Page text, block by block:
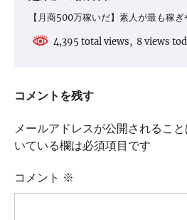
【月商500万稼いだ】素人が最も稼
4,395 total views, 8 views
コメントを残す
メールアドレスが公開されること
いている欄は必須項目です
コメント ※